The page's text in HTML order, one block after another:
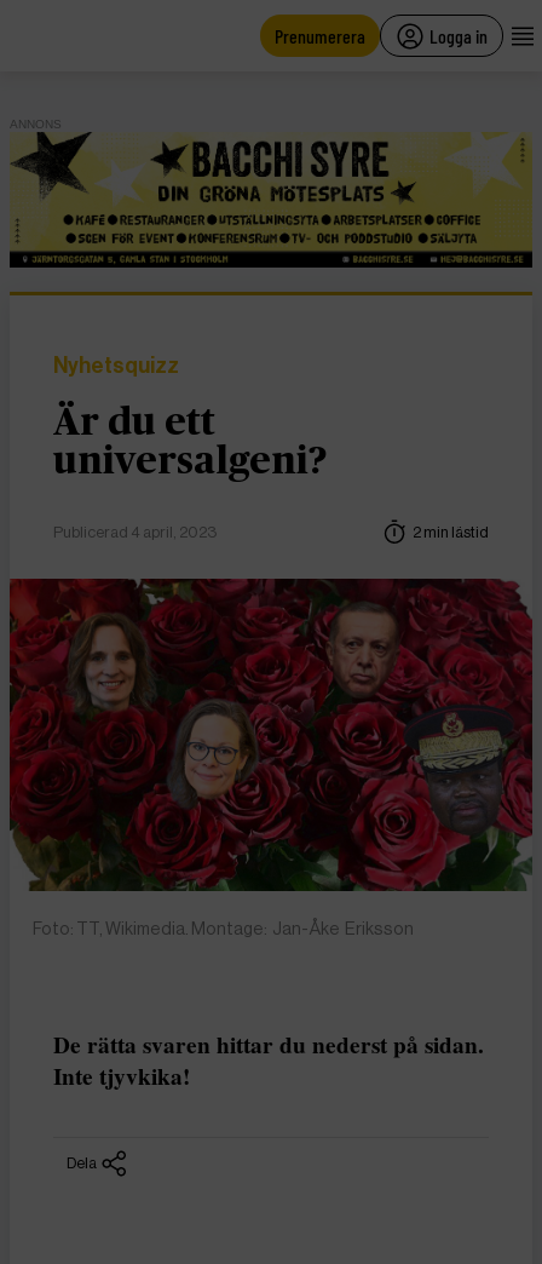
Prenumerera Logga in
ANNONS
Nyhetsquizz
Är du ett
universalgeni?
Publicerad 4 april, 2023 2 min lästid
Foto: TT, Wikimedia. Montage: Jan-Åke Eriksson
De rätta svaren hittar du nederst på sidan.
Inte tjyvkika!
Dela